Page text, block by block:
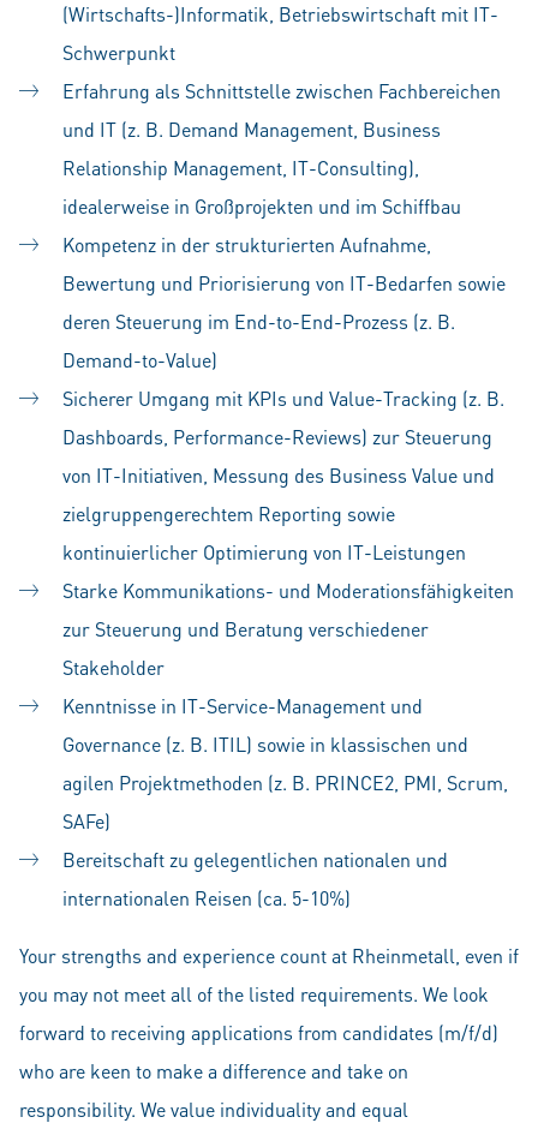
(Wirtschafts-)Informatik, Betriebswirtschaft mit IT-
Schwerpunkt
Erfahrung als Schnittstelle zwischen Fachbereichen
und IT (z. B. Demand Management, Business
Relationship Management, IT-Consulting),
idealerweise in Großprojekten und im Schiffbau
Kompetenz in der strukturierten Aufnahme,
Bewertung und Priorisierung von IT-Bedarfen sowie
deren Steuerung im End-to-End-Prozess (z. B.
Demand-to-Value)
Sicherer Umgang mit KPIs und Value-Tracking (z. B.
Dashboards, Performance-Reviews) zur Steuerung
von IT-Initiativen, Messung des Business Value und
zielgruppengerechtem Reporting sowie
kontinuierlicher Optimierung von IT-Leistungen
Starke Kommunikations- und Moderationsfähigkeiten
zur Steuerung und Beratung verschiedener
Stakeholder
Kenntnisse in IT-Service-Management und
Governance (z. B. ITIL) sowie in klassischen und
agilen Projektmethoden (z. B. PRINCE2, PMI, Scrum,
SAFe)
Bereitschaft zu gelegentlichen nationalen und
internationalen Reisen (ca. 5-10%)
Your strengths and experience count at Rheinmetall, even if
you may not meet all of the listed requirements. We look
forward to receiving applications from candidates (m/f/d)
who are keen to make a difference and take on
responsibility. We value individuality and equal